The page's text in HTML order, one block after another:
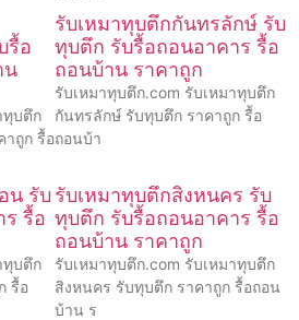
รื้อ
น
ทุบตึก
ถูก รื้อ
รับเหมาทุบตึกกันทรลักษ์ รับ
ทุบตึก รับรื้อถอนอาคาร รื้อ
ถอนบ้าน ราคาถูก
รับเหมาทุบตึก.com รับเหมาทุบตึก
กันทรลักษ์ รับทุบตึก ราคาถูก รื้อ
ถอนบ้า
น รับ
รื้อ
ทุบตึก
รื้อ
รับเหมาทุบตึกสิงหนคร รับ
ทุบตึก รับรื้อถอนอาคาร รื้อ
ถอนบ้าน ราคาถูก
รับเหมาทุบตึก.com รับเหมาทุบตึก
สิงหนคร รับทุบตึก ราคาถูก รื้อถอน
บ้าน ร